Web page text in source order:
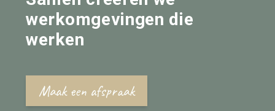
werkomgevingen die
werken
Maak een afspraak